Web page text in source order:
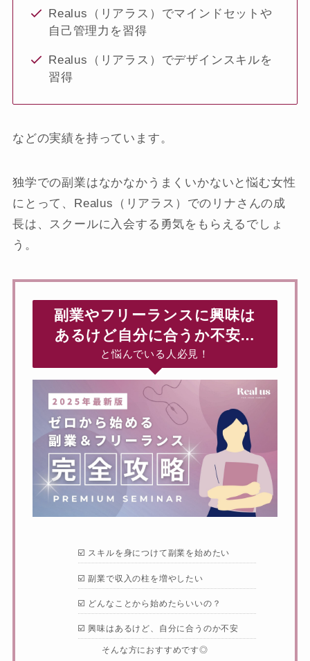
Realus（リアラス）でマインドセットや
自己管理力を習得
Realus（リアラス）でデザインスキルを
習得
などの実績を持っています。
独学での副業はなかなかうまくいかないと悩む女性
にとって、Realus（リアラス）でのリナさんの成
長は、スクールに入会する勇気をもらえるでしょ
う。
副業やフリーランスに興味は
あるけど自分に合うか不安…
と悩んでいる人必見！
☑️ スキルを身につけて副業を始めたい
☑️ 副業で収入の柱を増やしたい
☑️ どんなことから始めたらいいの？
☑️ 興味はあるけど、自分に合うのか不安
そんな方におすすめです◎